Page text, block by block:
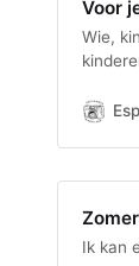
Voor
Wie,
Ik kan